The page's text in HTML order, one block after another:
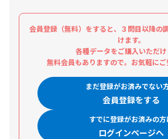
会員登録（無料）をすると、３問目以降の
けます。
各種データをご購入いただけ
無料会員もありますので。お気軽にご
まだ登録がお済みでない
会員登録をする
すでに登録がお済みの方
ログインページへ